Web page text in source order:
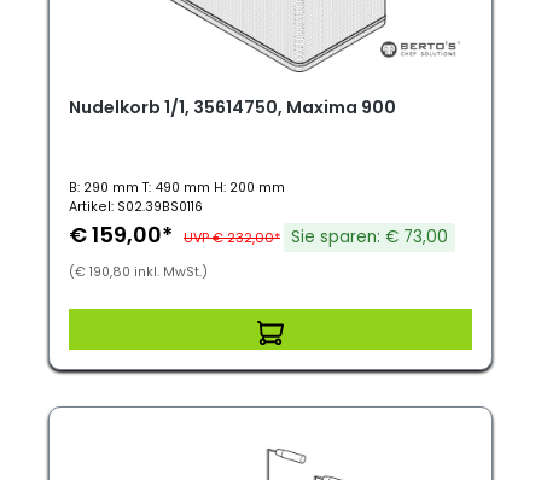
Nudelkorb 1/1, 35614750, Maxima 900
B: 290 mm T: 490 mm H: 200 mm
Artikel: S02.39BS0116
€ 159,00* UVP € 232,00* Sie sparen: € 73,00
(€ 190,80 inkl. MwSt.)